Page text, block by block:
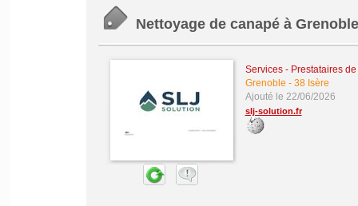
Nettoyage de canapé à
Services - Prestataires
Grenoble - 38 Isère
Ajouté le 22/06/2026
slj-solution.fr